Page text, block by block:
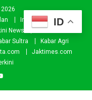
Investor
Donasi
News
Kabar.id
Sultra
Kabar Agri
Jaktimes.com
ID